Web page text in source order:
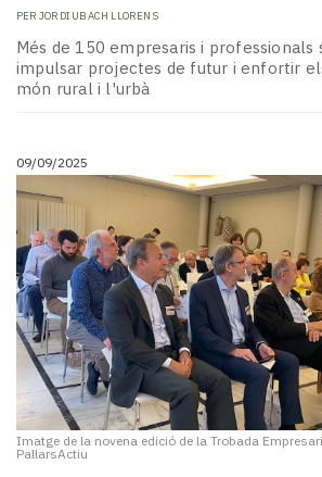
PER JORDI UBACH LLORENS
Més de 150 empresaris i
impulsar projectes de futur i enfortir
món rural i l'urbà
09/09/2025
Imatge de la novena edició de la Trobada
PallarsActiu